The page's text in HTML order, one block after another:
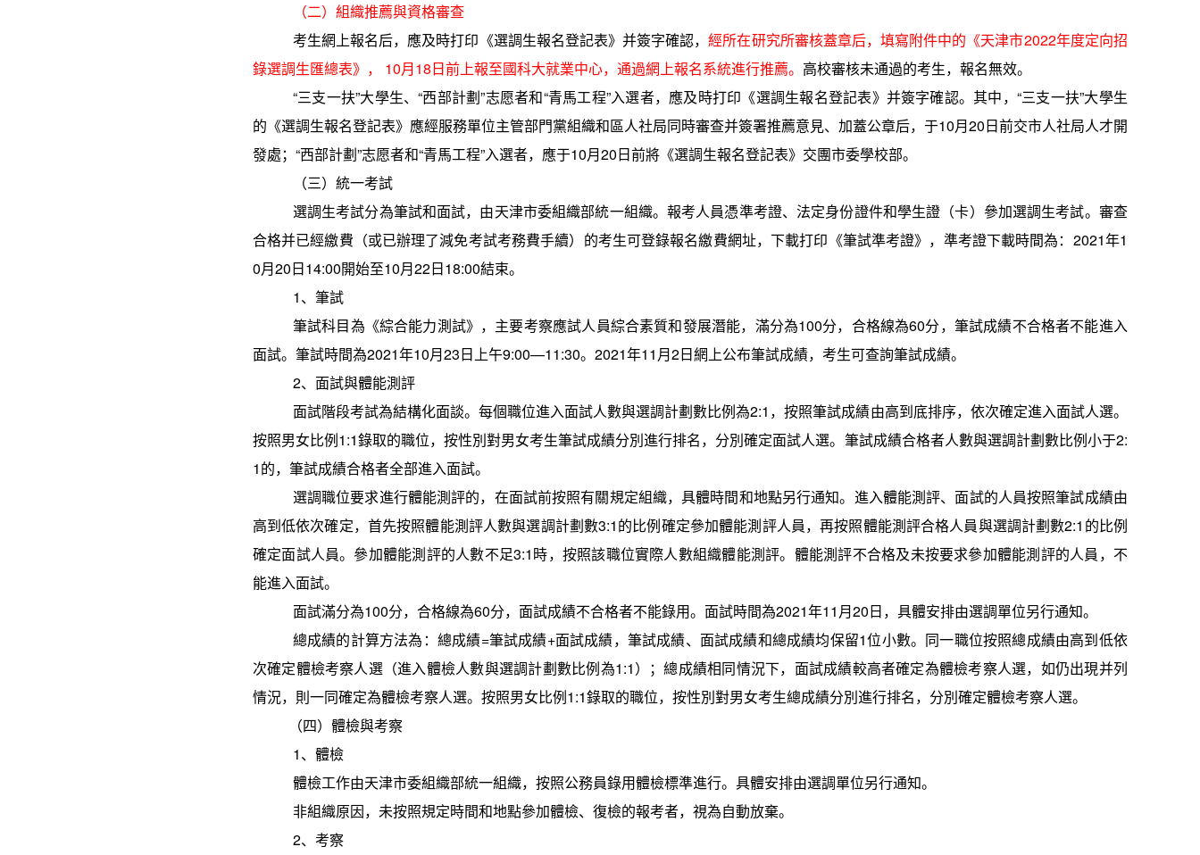
（二）組織推薦與資格審查
考生網上報名后，應及時打印《選調生報名登記表》并簽字確認，經所在研究所審核蓋章后，填寫附件中的《天津市2022年度定向招
錄選調生匯總表》，
10月18日前上報至國科大就業中心，通過網上報名系統進行推薦。 高校審核未通過的考生，報名無效。
“三支一扶”大學生、“西部計劃”志愿者和“青馬工程”入選者，應及時打印《選調生報名登記表》并簽字確認。其中， “三支一扶”大學生
的《選調生報名登記表》應經服務單位主管部門黨組織和區人社局同時審查并簽署推薦意見、加蓋公章后，于10月20日前交市人社局人才開
發處； “西部計劃”志愿者和“青馬工程”入選者，應于10月20日前將《選調生報名登記表》交團市委學校部。
（三）統一考試
選調生考試分為筆試和面試，由天津市委組織部統一組織。報考人員憑準考證、法定身份證件和學生證（卡）參加選調生考試。審查
合格并已經繳費（或已辦理了減免考試考務費手續）的考生可登錄報名繳費網址，下載打印《筆試準考證》，準考證下載時間為： 2021年1
0月20日14:00開始至10月22日18:00結束。
1、筆試
筆試科目為《綜合能力測試》，主要考察應試人員綜合素質和發展潛能，滿分為100分，合格線為60分，筆試成績不合格者不能進入
面試。筆試時間為2021年10月23日上午9:00—11:30。 2021年11月2日網上公布筆試成績，考生可查詢筆試成績。
2、面試與體能測評
面試階段考試為結構化面談。每個職位進入面試人數與選調計劃數比例為2:1 ，按照筆試成績由高到底排序，依次確定進入面試人選。
按照男女比例1:1錄取的職位，按性別對男女考生筆試成績分別進行排名，分別確定面試人選。筆試成績合格者人數與選調計劃數比例小于2:
1的，筆試成績合格者全部進入面試。
選調職位要求進行體能測評的，在面試前按照有關規定組織，具體時間和地點另行通知。進入體能測評、面試的人員按照筆試成績由
高到低依次確定，首先按照體能測評人數與選調計劃數3:1的比例確定參加體能測評人員，再按照體能測評合格人員與選調計劃數2:1 的比例
確定面試人員。參加體能測評的人數不足3:1時，按照該職位實際人數組織體能測評。體能測評不合格及未按要求參加體能測評的人員，不
能進入面試。
面試滿分為100分，合格線為60分，面試成績不合格者不能錄用。面試時間為2021年11月20日，具體安排由選調單位另行通知。
總成績的計算方法為：總成績=筆試成績+面試成績，筆試成績、面試成績和總成績均保留1位小數。同一職位按照總成績由高到低依
次確定體檢考察人選（進入體檢人數與選調計劃數比例為1:1）；總成績相同情況下，面試成績較高者確定為體檢考察人選，如仍出現并列
情況，則一同確定為體檢考察人選。按照男女比例1:1錄取的職位，按性別對男女考生總成績分別進行排名，分別確定體檢考察人選。
（四）體檢與考察
1、體檢
體檢工作由天津市委組織部統一組織，按照公務員錄用體檢標準進行。具體安排由選調單位另行通知。
非組織原因，未按照規定時間和地點參加體檢、復檢的報考者，視為自動放棄。
2、考察